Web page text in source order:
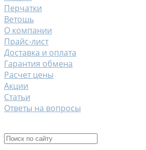
Перчатки
Ветошь
О компании
Прайс-лист
Доставка и оплата
Гарантия обмена
Расчет цены
Акции
Статьи
Ответы на вопросы